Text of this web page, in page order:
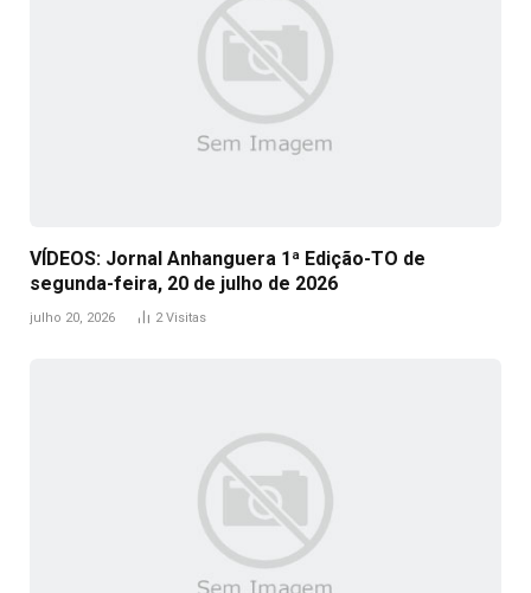
VÍDEOS: Jornal Anhanguera 1ª Edição-TO de
segunda-feira, 20 de julho de 2026
julho 20, 2026 2Visitas